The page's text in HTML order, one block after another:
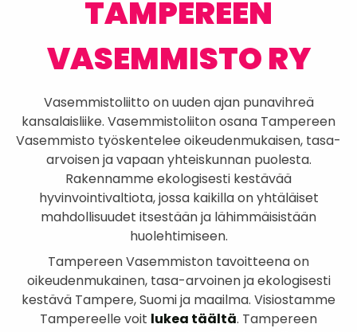
TAMPEREEN
VASEMMISTO RY
Vasemmistoliitto on uuden ajan punavihreä
kansalaisliike. Vasemmistoliiton osana Tampereen
Vasemmisto työskentelee oikeudenmukaisen, tasa-
arvoisen ja vapaan yhteiskunnan puolesta.
Rakennamme ekologisesti kestävää
hyvinvointivaltiota, jossa kaikilla on yhtäläiset
mahdollisuudet itsestään ja lähimmäisistään
huolehtimiseen.
Tampereen Vasemmiston tavoitteena on
oikeudenmukainen, tasa-arvoinen ja ekologisesti
kestävä Tampere, Suomi ja maailma. Visiostamme
Tampereelle voit
lukea täältä. Tampereen